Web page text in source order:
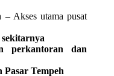
– Akses utama pusat
perkantoran dan
Tempeh